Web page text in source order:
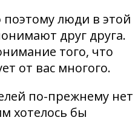
люди в этой
друг друга.
того, что
от вас многого.
по-прежнему нет
хотелось бы